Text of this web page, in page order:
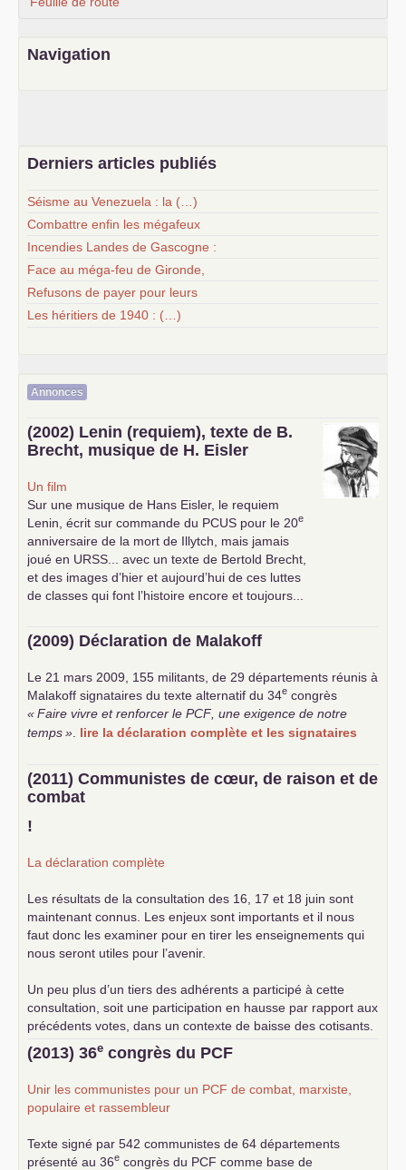
Navigation
Derniers articles publiés
Séisme au Venezuela : la (…)
Combattre enfin les mégafeux
Incendies Landes de Gascogne :
Face au méga-feu de Gironde,
Refusons de payer pour leurs
Les héritiers de 1940 : (…)
Annonces
(2002) Lenin (requiem), texte de B.
Brecht, musique de H. Eisler
Un film
Sur une musique de Hans Eisler, le requiem
Lenin, écrit sur commande du PCUS pour le 20e
anniversaire de la mort de Illytch, mais jamais
joué en URSS ... avec un texte de Bertold Brecht,
et des images d’hier et aujourd’hui de ces luttes
de classes qui font l’histoire encore et toujours...
(2009) Déclaration de Malakoff
Le 21 mars 2009, 155 militants, de 29 départements réunis à
Malakoff signataires du texte alternatif du 34e congrès
«Faire vivre et renforcer le PCF , une exigence de notre
temps» lire la déclaration complète et les signataires
(2011) Communistes de cœur, de raison et de
combat
!
La déclaration complète
Les résultats de la consultation des 16, 17 et 18 juin sont
maintenant connus. Les enjeux sont importants et il nous
faut donc les examiner pour en tirer les enseignements qui
nous seront utiles pour l’avenir.
Un peu plus d’un tiers des adhérents a participé à cette
consultation, soit une participation en hausse par rapport aux
précédents votes, dans un contexte de baisse des cotisants.
... lire la suite
(2013) 36e congrès du PCF
Unir les communistes pour un PCF de combat, marxiste,
populaire et rassembleur
Texte signé par 542 communistes de 64 départements
présenté au 36e congrès du PCF comme base de